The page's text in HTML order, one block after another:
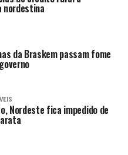
nordestina
da Braskem passam fome
Nordeste fica impedido de